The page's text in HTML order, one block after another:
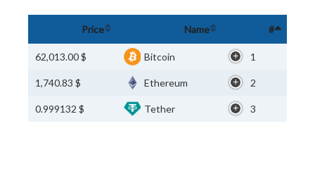
#
Name
Price
1
Bitcoin
$ 62,013.00
2
Ethereum
$ 1,740.83
3
Tether
$ 0.999132